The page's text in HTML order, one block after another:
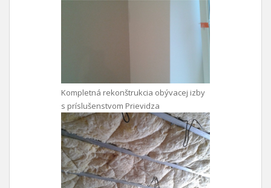
Kompletná rekonštrukcia obývacej izby
s príslušenstvom Prievidza